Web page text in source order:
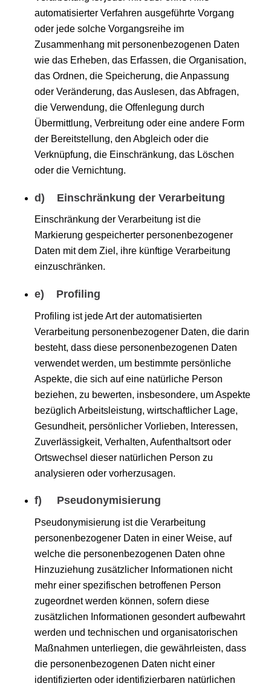
automatisierter Verfahren ausgeführte Vorgang
oder jede solche Vorgangsreihe im
Zusammenhang mit personenbezogenen Daten
wie das Erheben, das Erfassen, die Organisation,
das Ordnen, die Speicherung, die Anpassung
oder Veränderung, das Auslesen, das Abfragen,
die Verwendung, die Offenlegung durch
Übermittlung, Verbreitung oder eine andere Form
der Bereitstellung, den Abgleich oder die
Verknüpfung, die Einschränkung, das Löschen
oder die Vernichtung.
d) Einschränkung der Verarbeitung
Einschränkung der Verarbeitung ist die
Markierung gespeicherter personenbezogener
Daten mit dem Ziel, ihre künftige Verarbeitung
einzuschränken.
e) Profiling
Profiling ist jede Art der automatisierten
Verarbeitung personenbezogener Daten, die darin
besteht, dass diese personenbezogenen Daten
verwendet werden, um bestimmte persönliche
Aspekte, die sich auf eine natürliche Person
beziehen, zu bewerten, insbesondere, um Aspekte
bezüglich Arbeitsleistung, wirtschaftlicher Lage,
Gesundheit, persönlicher Vorlieben, Interessen,
Zuverlässigkeit, Verhalten, Aufenthaltsort oder
Ortswechsel dieser natürlichen Person zu
analysieren oder vorherzusagen.
f) Pseudonymisierung
Pseudonymisierung ist die Verarbeitung
personenbezogener Daten in einer Weise, auf
welche die personenbezogenen Daten ohne
Hinzuziehung zusätzlicher Informationen nicht
mehr einer spezifischen betroffenen Person
zugeordnet werden können, sofern diese
zusätzlichen Informationen gesondert aufbewahrt
werden und technischen und organisatorischen
Maßnahmen unterliegen, die gewährleisten, dass
die personenbezogenen Daten nicht einer
identifizierten oder identifizierbaren natürlichen